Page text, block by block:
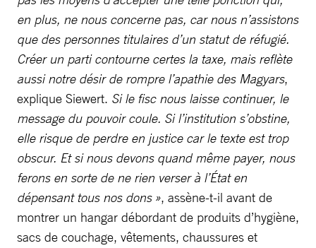
en plus, ne nous concerne pas, car nous n’assistons
que des personnes titulaires d’un statut de réfugié.
Créer un parti contourne certes la taxe, mais reflète
aussi notre désir de rompre l’apathie des Magyars,
explique Siewert. Si le fisc nous laisse continuer, le
message du pouvoir coule. Si l’institution s’obstine,
elle risque de perdre en justice car le texte est trop
obscur. Et si nous devons quand même payer, nous
ferons en sorte de ne rien verser à l’État en
dépensant tous nos dons », assène-t-il avant de
montrer un hangar débordant de produits d’hygiène,
sacs de couchage, vêtements, chaussures et